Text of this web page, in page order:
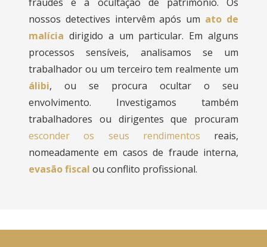
nossos detectives intervêm após um ato de
malícia dirigido a um particular. Em alguns
processos sensíveis, analisamos se um
trabalhador ou um terceiro tem realmente um
álibi, ou se procura ocultar o seu
envolvimento. Investigamos também
trabalhadores ou dirigentes que procuram
esconder os seus rendimentos reais,
nomeadamente em casos de fraude interna,
evasão fiscal ou conflito profissional.